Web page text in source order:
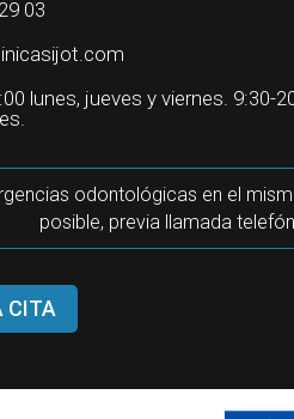
03
lunes, jueves y viernes. 9:30-
odontológicas en el
posible, previa llamada
CITA